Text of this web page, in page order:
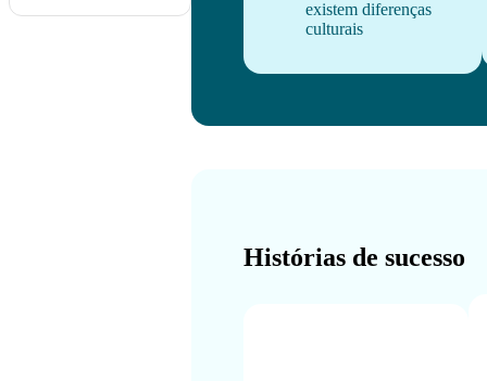
existem diferenças
culturais
Histórias de sucesso